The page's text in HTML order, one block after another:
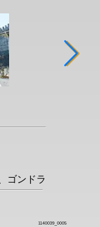
ゴンドラ
1140039_0005